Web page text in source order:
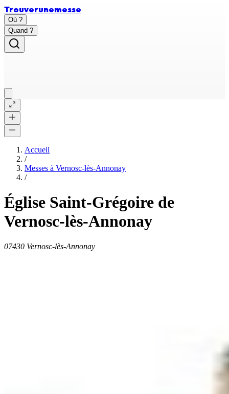
Trouverunemesse
Où ?
Quand ?
Accueil
/
Messes à Vernosc-lès-Annonay
/
Église Saint-Grégoire de
Vernosc-lès-Annonay
07430 Vernosc-lès-Annonay